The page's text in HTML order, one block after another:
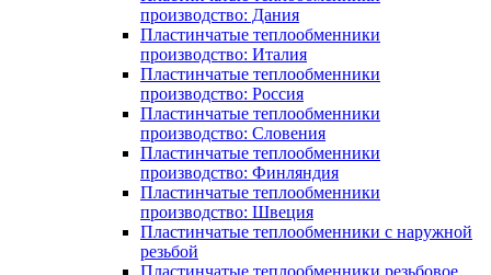
производство: Дания
Пластинчатые теплообменники
производство: Италия
Пластинчатые теплообменники
производство: Россия
Пластинчатые теплообменники
производство: Словения
Пластинчатые теплообменники
производство: Финляндия
Пластинчатые теплообменники
производство: Швеция
Пластинчатые теплообменники с наружной
резьбой
Пластинчатые теплообменники резьбовое